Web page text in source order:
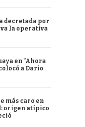
decretada por
la operativa
en "Ahora
a Darío
más caro en
origen atípico